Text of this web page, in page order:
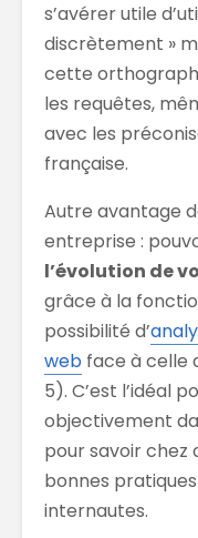
s’avérer utile
discrètement »
cette
les requêtes,
avec les
française.
Autre avantage
entreprise :
l’évolution de
grâce à la
possibilité d’
web face à celle
5). C’est l’idéal
objectivement
pour savoir chez
bonnes
internautes.